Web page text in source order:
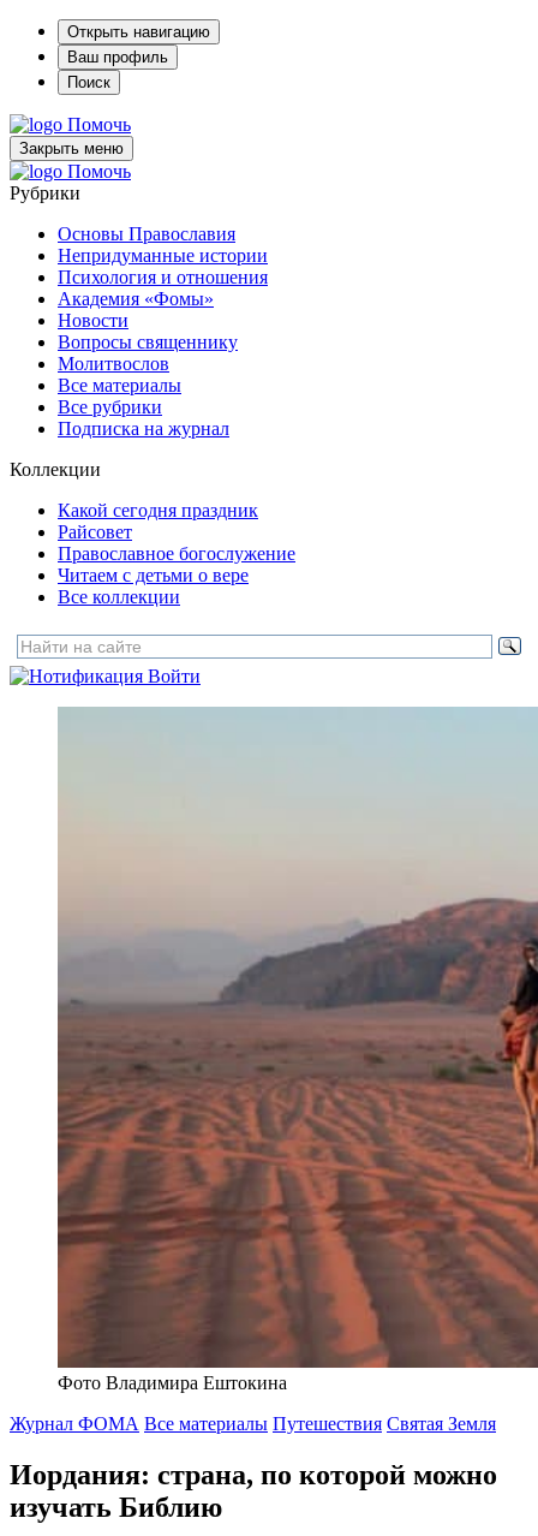
Открыть навигацию
Ваш профиль
Поиск
Помочь
Закрыть меню
Помочь
Рубрики
Основы Православия
Непридуманные истории
Психология и отношения
Академия «Фомы»
Новости
Вопросы священнику
Молитвослов
Все материалы
Все рубрики
Подписка на журнал
Коллекции
Какой сегодня праздник
Райсовет
Православное богослужение
Читаем с детьми о вере
Все коллекции
Войти
Фото Владимира Ештокина
Журнал ФОМА Все материалы Путешествия Святая Земля
Иордания: страна, по которой можно
изучать Библию